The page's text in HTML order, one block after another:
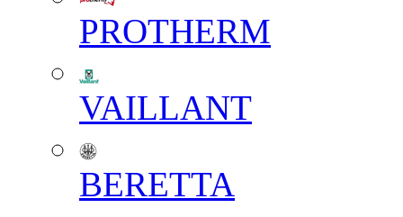
PROTHERM
VAILLANT
BERETTA